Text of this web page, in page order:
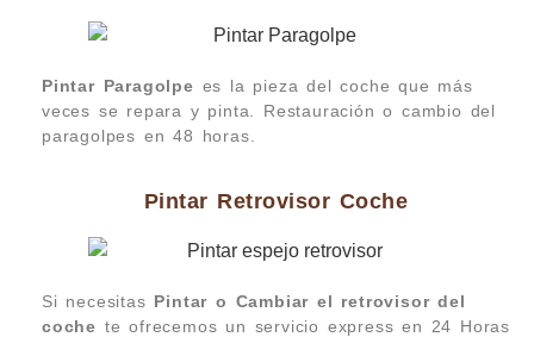
Pintar Paragolpe es la pieza del coche que más
veces se repara y pinta. Restauración o cambio del
paragolpes en 48 horas.
Pintar Retrovisor Coche
Si necesitas Pintar o Cambiar el retrovisor del
coche te ofrecemos un servicio express en 24 Horas